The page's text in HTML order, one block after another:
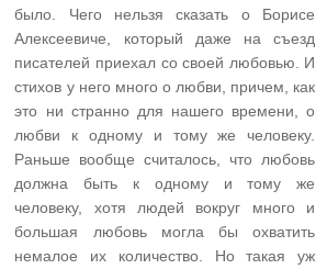
было. Чего нельзя сказать о Борисе
Алексеевиче, который даже на съезд
писателей приехал со своей любовью. И
стихов у него много о любви, причем, как
это ни странно для нашего времени, о
любви к одному и тому же человеку.
Раньше вообще считалось, что любовь
должна быть к одному и тому же
человеку, хотя людей вокруг много и
большая любовь могла бы охватить
немалое их количество. Но такая уж